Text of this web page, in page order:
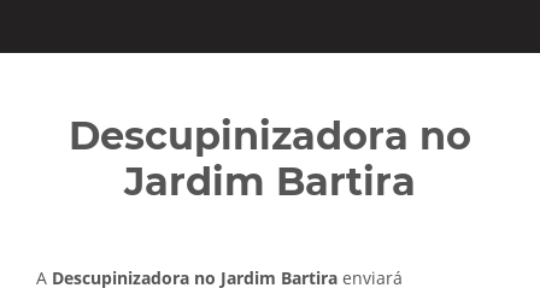
Descupinizadora no
Jardim Bartira
A Descupinizadora no Jardim Bartira enviará